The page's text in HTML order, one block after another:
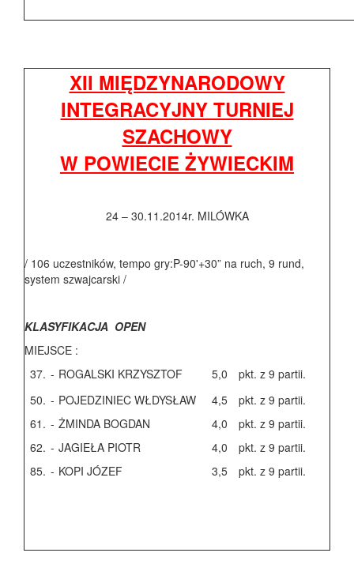
XII MIĘDZYNARODOWY
INTEGRACYJNY TURNIEJ
SZACHOWY
W POWIECIE ŻYWIECKIM
24 – 30.11.2014r. MILÓWKA
/ 106 uczestników, tempo gry:P-90'+30” na ruch, 9 rund,
system szwajcarski /
KLASYFIKACJA OPEN
MIEJSCE :
37. - ROGALSKI KRZYSZTOF 5,0
pkt. z 9 partii.
50. - POJEDZINIEC WŁDYSŁAW 4,5
pkt. z 9 partii.
61. - ŻMINDA BOGDAN 4,0
pkt. z 9 partii.
62. - JAGIEŁA PIOTR 4,0
pkt. z 9 partii.
85. - KOPI JÓZEF 3,5 pkt. z 9 partii.